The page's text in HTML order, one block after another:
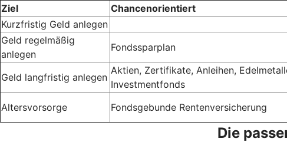
Ziel Chancenorientiert
Kurzfristig Geld anlegen
Geld regelmäßig
anlegen
Fondssparplan
Geld langfristig anlegen
Aktien, Zertifikate, Anleihen,
Investmentfonds
Altersvorsorge Fondsgebunde Rentenversicherung
Die